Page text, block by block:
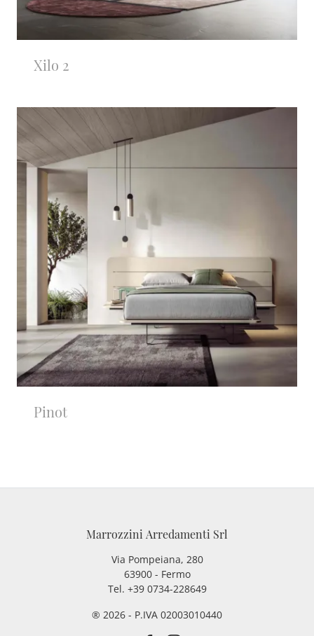
Xilo 2
Pinot
Marrozzini Arredamenti Srl
Via Pompeiana, 280
63900 - Fermo
Tel. +39 0734-228649
® 2026 - P.IVA 02003010440